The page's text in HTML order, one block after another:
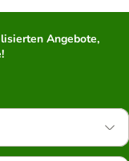
Angebote,